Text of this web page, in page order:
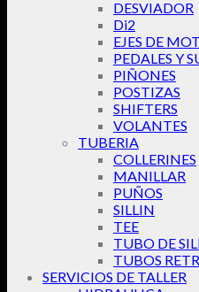
DESVIADOR
Di2
EJES DE
PEDALES Y
PIÑONES
POSTIZAS
SHIFTERS
VOLANTES
TUBERIA
COLLERINES
MANILLAR
PUÑOS
SILLIN
TEE
TUBO DE
TUBOS
SERVICIOS DE TALLER